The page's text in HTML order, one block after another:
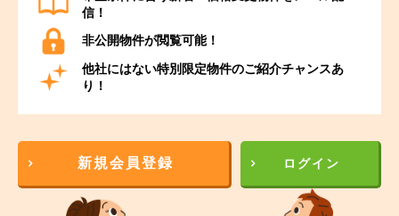
信！
非公開物件が閲覧可能！
他社にはない特別限定物件のご紹介チャンスあ
り！
新規会員登録 ログイン